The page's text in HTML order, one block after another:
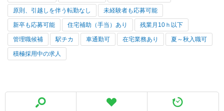
原則、引越しを伴う転勤なし 未経験者も応募可能
新卒も応募可能 住宅補助（手当）あり 残業月10ｈ以下
管理職候補 駅チカ 車通勤可 在宅業務あり 夏～秋入職可
積極採用中の求人